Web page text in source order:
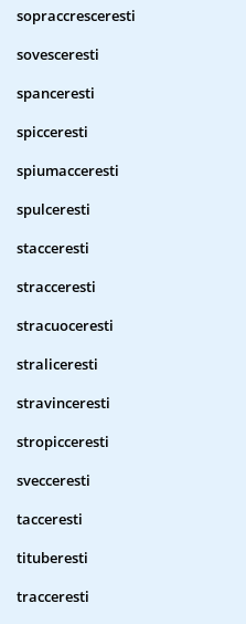
sopraccresceresti
sovesceresti
spanceresti
spicceresti
spiumacceresti
spulceresti
stacceresti
stracceresti
stracuoceresti
straliceresti
stravinceresti
stropicceresti
svecceresti
tacceresti
tituberesti
tracceresti